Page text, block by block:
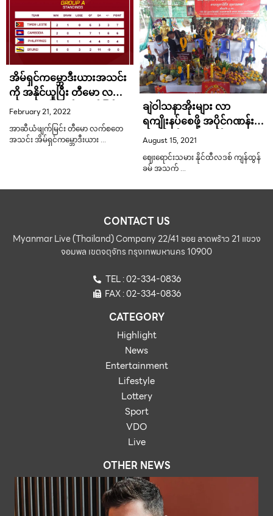
အိမ်ရှင်ကမ္ဘောဒီးယားအသင်း
ကို အနိုင်ယူပြီး တီမော လက်စ
တေအသင်း အုပ်စုဗိုလ်ဖြင့်
ဆီမီးဖိုင်နယ်တက်ရောက်
February 21, 2022
အာဆီယံဖျက်မြင်း တီမော လက်စတေ
အသင်း အိမ်ရှင်ကမ္ဘောဒီးယား …
ချဲဝါသနာအိုးများ လာ
ရကျိုးနပ်စေဖို့ အပိုင်ဂဏန်း
ပေးလိုက်တဲ့ စီစုထွန်ဘိုးဘိုး
August 15, 2021
ဈေးရောင်းသမား နိုင်ထီလဒစ် ကျန်ထွန်
ခမ် အသက် …
CONTACT US
Myanmar Live (Thailand) Company 22/41 ซอย ลาดพร้าว 21 แขวง
จอมพล เขตจตุจักร กรุงเทพมหานคร 10900
TEL : 02-334-0836
FAX : 02-334-0836
CATEGORY
Highlight
News
Entertainment
Lifestyle
Lottery
Sport
VDO
Live
OTHER NEWS